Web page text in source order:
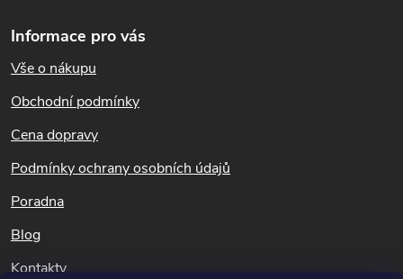
v
k
y
v
ý
p
i
Informace pro vás
Vše o nákupu
Obchodní podmínky
Cena dopravy
Podmínky ochrany osobních údajů
Poradna
Blog
Kontakty